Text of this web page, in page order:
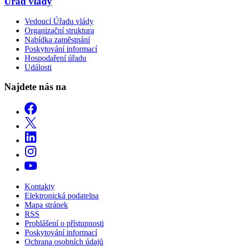
Vedoucí Úřadu vlády
Organizační struktura
Nabídka zaměstnání
Poskytování informací
Hospodaření úřadu
Události
Najdete nás na
Kontakty
Elektronická podatelna
Mapa stránek
RSS
Prohlášení o přístupnosti
Poskytování informací
Ochrana osobních údajů